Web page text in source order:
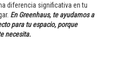
diferencia significativa en tu
En Greenhaus, te ayudamos a
para tu espacio, porque
necesita.